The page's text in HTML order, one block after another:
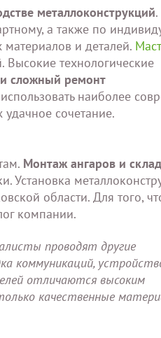
металлоконструкций
а также по
и деталей.
Высокие технологические
сложный ремонт
наиболее
сочетание.
Монтаж ангаров и
Установка
области. Для того,
компании.
проводят другие
коммуникаций,
отличаются высоким
качественные